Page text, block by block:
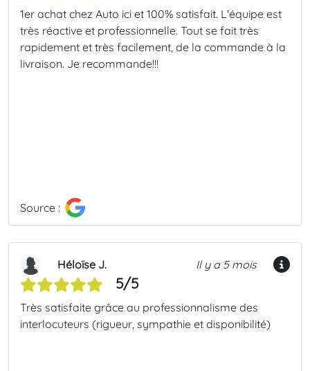
1er achat chez Auto ici et 100% satisfait. L'équipe est
très réactive et professionnelle. Tout se fait très
rapidement et très facilement, de la commande à la
livraison. Je recommande!!!
Source :
Héloïse J. Il y a 5 mois
5/5
Très satisfaite grâce au professionnalisme des
interlocuteurs (rigueur, sympathie et disponibilité)